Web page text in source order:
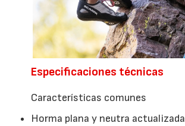
Especificaciones técnicas
Características comunes
Horma plana y neutra actualizada